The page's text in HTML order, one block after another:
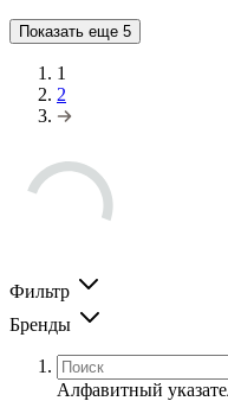
Показать еще 5
1
2
Фильтр
Бренды
Алфавитный